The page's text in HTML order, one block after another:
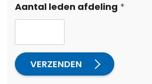
Aantal leden afdeling
VERZENDEN